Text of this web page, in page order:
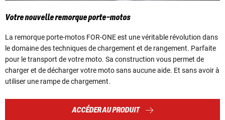
Votre nouvelle remorque porte-motos
La remorque porte-motos FOR-ONE est une véritable révolution dans
le domaine des techniques de chargement et de rangement. Parfaite
pour le transport de votre moto. Sa construction vous permet de
charger et de décharger votre moto sans aucune aide. Et sans avoir à
utiliser une rampe de chargement.
ACCÉDER AU PRODUIT